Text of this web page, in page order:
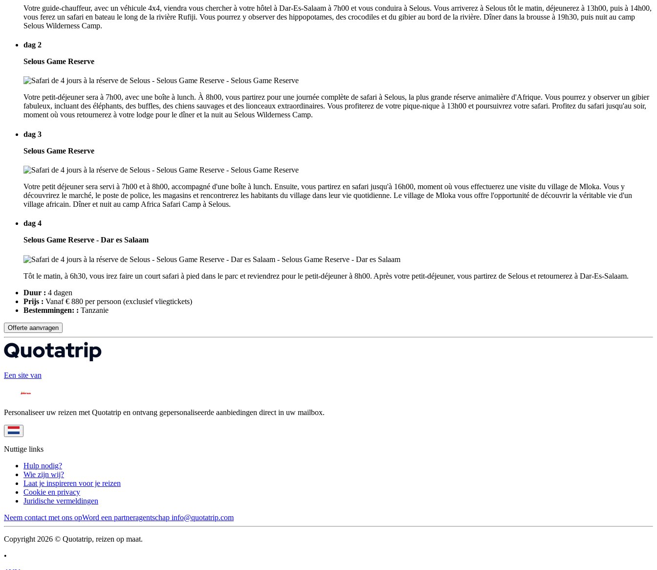
Votre guide-chauffeur, avec un véhicule 4x4, viendra vous chercher à votre hôtel à Dar-Es-Salaam à 7h00 et vous conduira à Selous. Vous arriverez à Selous tôt le matin, déjeunerez à 13h00, puis à 14h00,
vous ferez un safari en bateau le long de la rivière Rufiji. Vous pourrez y observer des hippopotames, des crocodiles et du gibier au bord de la rivière. Dîner dans la brousse à 19h30, puis nuit au camp
Selous Wilderness Camp.
dag 2
Selous Game Reserve
Votre petit-déjeuner sera à 7h00, avec une boîte à lunch. À 8h00, vous partirez pour une journée complète de safari à Selous, la plus grande réserve animalière d'Afrique. Vous pourrez y observer un gibier
fabuleux, incluant des éléphants, des buffles, des chiens sauvages et des lionceaux extraordinaires. Vous profiterez de votre pique-nique à 13h00 et poursuivrez votre safari. Profitez du safari jusqu'au soir,
moment où vous retournerez à votre lodge pour le dîner et la nuit au Selous Wilderness Camp.
dag 3
Selous Game Reserve
Votre petit déjeuner sera servi à 7h00 et à 8h00, accompagné d'une boîte à lunch. Ensuite, vous partirez en safari jusqu'à 16h00, moment où vous effectuerez une visite du village de Mloka. Vous y
découvrirez le marché, le poste de police, les magasins et rencontrerez les habitants du village dans leur vie quotidienne. Le village de Mloka vous offre l'opportunité de découvrir la véritable vie d'un
village africain. Dîner et nuit au camp Africa Safari Camp à Selous.
dag 4
Selous Game Reserve - Dar es Salaam
Tôt le matin, à 6h30, vous irez faire un court safari à pied dans le parc et reviendrez pour le petit-déjeuner à 8h00. Après votre petit-déjeuner, vous partirez de Selous et retournerez à Dar-Es-Salaam.
Duur : 4 dagen
Prijs : Vanaf € 880 per persoon (exclusief vliegtickets)
Bestemmingen: : Tanzanie
Offerte aanvragen
Een site van
Personaliseer uw reizen met Quotatrip en ontvang gepersonaliseerde aanbiedingen direct in uw mailbox.
Nuttige links
Hulp nodig?
Wie zijn wij?
Laat je inspireren voor je reizen
Cookie en privacy
Juridische vermeldingen
Neem contact met ons opWord een partneragentschap info@quotatrip.com
Copyright 2026 © Quotatrip, reizen op maat.
•